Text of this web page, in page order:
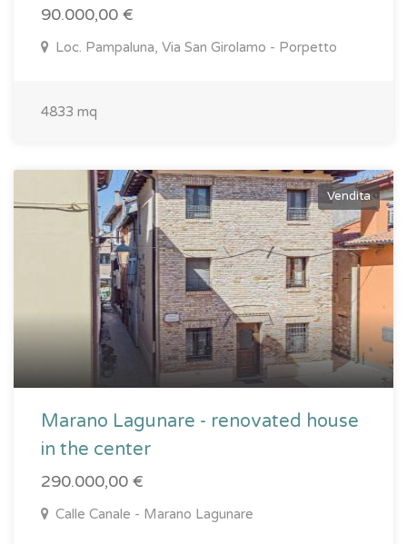
90.000,00 €
Loc. Pampaluna, Via San Girolamo - Porpetto
4833 mq
Vendita
Marano Lagunare - renovated house
in the center
290.000,00 €
Calle Canale - Marano Lagunare